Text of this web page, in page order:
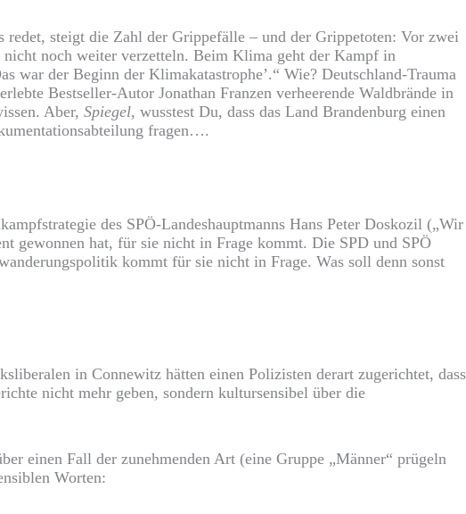
redet, steigt die Zahl der Grippefälle – und der Grippetoten: Vor zwei
noch weiter verzetteln. Beim Klima geht der Kampf in
war der Beginn der Klimakatastrophe’.“ Wie? Deutschland-Trauma
Bestseller-Autor Jonathan Franzen verheerende Waldbrände in
Aber, Spiegel, wusstest Du, dass das Land Brandenburg einen
fragen….
des SPÖ-Landeshauptmanns Hans Peter Doskozil („Wir
gewonnen hat, für sie nicht in Frage kommt. Die SPD und SPÖ
kommt für sie nicht in Frage. Was soll denn sonst
in Connewitz hätten einen Polizisten derart zugerichtet, dass
nicht mehr geben, sondern kultursensibel über die
einen Fall der zunehmenden Art (eine Gruppe „Männer“ prügeln
Worten: